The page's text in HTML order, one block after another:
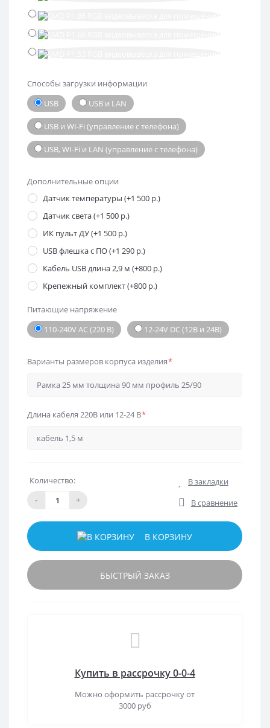
Способы загрузки информации
USB
USB и LAN
USB и WI-Fi (управление с телефона)
USB, WI-Fi и LAN (управление с телефона)
Дополнительные опции
Датчик температуры (+1 500 р.)
Датчик света (+1 500 р.)
ИК пульт ДУ (+1 500 р.)
USB флешка с ПО (+1 290 р.)
Кабель USB длина 2,9 м (+800 р.)
Крепежный комплект (+800 р.)
Питающие напряжение
110-240V AC (220 В)
12-24V DC (12В и 24В)
Варианты размеров корпуса изделия*
Длина кабеля 220В или 12-24 В*
Количество:
- +
В закладки
В сравнение
В КОРЗИНУ
БЫСТРЫЙ ЗАКАЗ
Купить в рассрочку 0-0-4
Можно оформить рассрочку от
3000 руб